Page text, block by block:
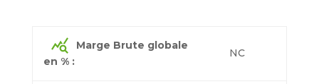
query_stats
Marge Brute globale
en % :
NC